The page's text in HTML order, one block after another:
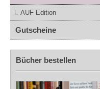
AUF Edition
Gutscheine
Bücher bestellen